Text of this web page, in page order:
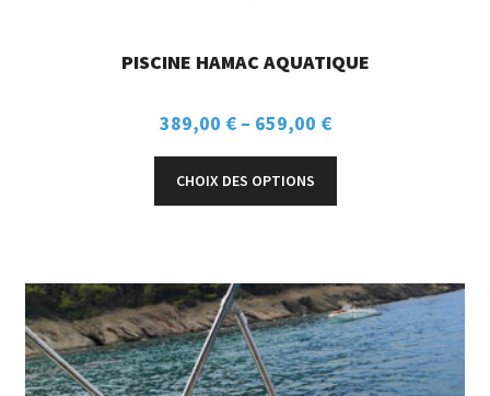
PISCINE HAMAC AQUATIQUE
389,00 €– 659,00 €
CHOIX DES OPTIONS